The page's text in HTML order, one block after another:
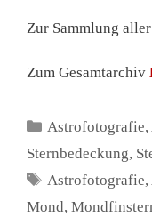
Zur Sammlung
Zum Gesamtarchiv
Kategorien
Astrofotografie,
Sternbedeckung,
Schlagwörter
Astrofotografie,
Mond,